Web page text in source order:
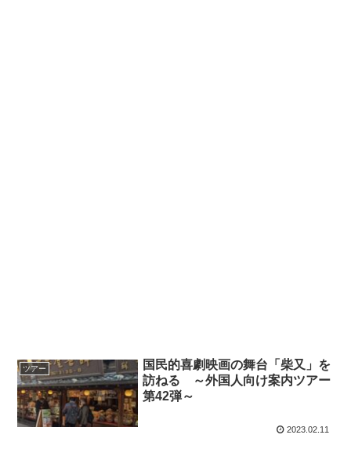
ツアー
国民的喜劇映画の舞台「柴又」を
訪ねる ～外国人向け案内ツアー
第42弾～
2023.02.11